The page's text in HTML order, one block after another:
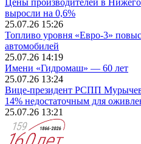
выросли на 0,6%
25.07.26 15:26
Топливо уровня «Евро-3»
автомобилей
25.07.26 14:19
Имени «Гидромаш» — 60 лет
25.07.26 13:24
Вице-президент РСПП Мурычев
14% недостаточным для
25.07.26 13:21